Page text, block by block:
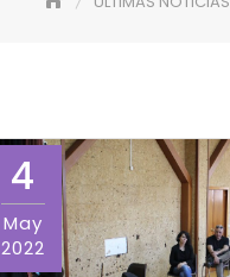
4
May
2022